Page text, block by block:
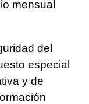
mensual
del
especial
y de